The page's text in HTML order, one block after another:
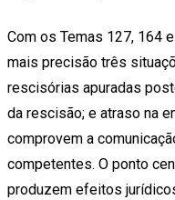
Com os Temas 127, 164
mais precisão três
rescisórias apuradas
da rescisão; e atraso na
comprovem a
competentes. O ponto
produzem efeitos